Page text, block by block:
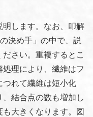
明します。なお、叩解
決め手」の中で、説
さい。重複するとこ
理により、繊維はフ
つれて繊維は短小化
結合点の数も増加し
大きくなります。図